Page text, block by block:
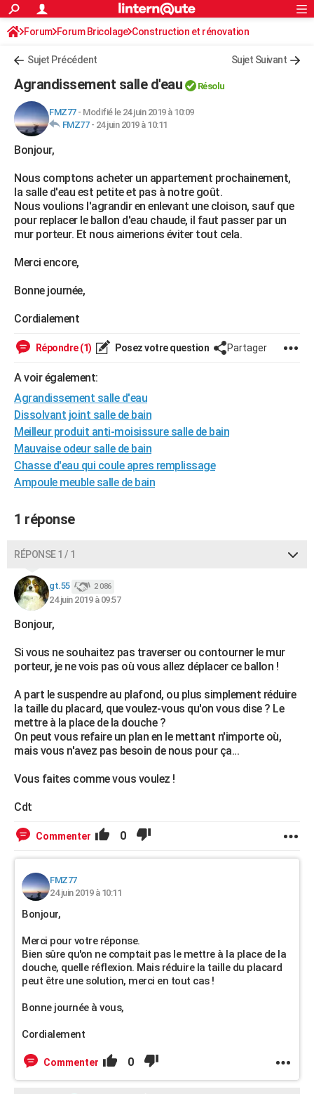
ACTUALITÉS
Politique
Société
Faits Divers
Education
Monde
Villes
+
FINANCE
Retraite
Impôts
Epargne
Immobilier
Risques naturels par ville
Banque
Assurance
Crédit
AUTO
Essais
Réserver un essai
Citadines
Berlines
SUV
Forum auto
+HIGH-TECH
Mobiles
Meilleur smartphone
Internet
Ordinateurs
Jeux vidéo
Guide high-tech
+BRICOLAGE
Forum
Aménagement intérieur
Extérieur
Cuisine
Salle de bains
Jardinage
Rangement
WEEK-END
Guides de France
Escapades
Patrimoine
Expositions
Musées
Week-end nature
Alimentation
Guide de la santé
Maladies
Médicaments
Sommeil
CARTE DE VOEUX
Carte de Noël
Carte Bonne année
Carte Saint-Valentin
Carte Pâques
Carte d'anniversaire
DICTIONNAIRE
Dictionnaire
Biographies
Citations
Expressions
Proverbes
PROGRAMME TV
S'inscrire
Se connecter
Lycées
Collèges
Primaires
Universités
Entreprises
Service militaire
Avis de recherche
FORUM
Bricolage
Lifestyle
Culture
Sport
Auto
Television
Voyage
Cinema
Rechercher
S'inscrire
Connexion
Forum Forum Bricolage Construction et rénovation
Sujet Précédent Sujet Suivant
Agrandissement salle d'eau Résolu
FMZ77- Modifié le 24 juin 2019 à 10:09
FMZ77- 24 juin 2019 à 10:11
Bonjour,
Nous comptons acheter un appartement prochainement,
la salle d'eau est petite et pas à notre goût.
Nous voulions l'agrandir en enlevant une cloison, sauf que
pour replacer le ballon d'eau chaude, il faut passer par un
mur porteur. Et nous aimerions éviter tout cela.
Merci encore,
Bonne journée,
Cordialement
Répondre (1) Posez votre question Partager
A voir également:
Agrandissement salle d'eau
Dissolvant joint salle de bain
Meilleur produit anti-moisissure salle de bain
Mauvaise odeur salle de bain
Chasse d'eau qui coule apres remplissage
Ampoule meuble salle de bain
1 réponse
RÉPONSE 1 / 1
gt.55 2 086
24 juin 2019 à 09:57
Bonjour,
Si vous ne souhaitez pas traverser ou contourner le mur
porteur, je ne vois pas où vous allez déplacer ce ballon !
A part le suspendre au plafond, ou plus simplement réduire
la taille du placard, que voulez-vous qu'on vous dise ? Le
mettre à la place de la douche ?
On peut vous refaire un plan en le mettant n'importe où,
mais vous n'avez pas besoin de nous pour ça...
Vous faites comme vous voulez !
Cdt
Commenter 0
FMZ77
24 juin 2019 à 10:11
Bonjour,
Merci pour votre réponse.
Bien sûre qu'on ne comptait pas le mettre à la place de la
douche, quelle réflexion. Mais réduire la taille du placard
peut être une solution, merci en tout cas !
Bonne journée à vous,
Cordialement
Commenter 0